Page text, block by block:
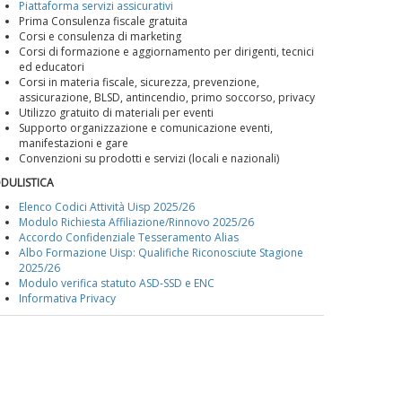
Piattaforma servizi assicurativi
Prima Consulenza fiscale gratuita
Corsi e consulenza di marketing
Corsi di formazione e aggiornamento per dirigenti, tecnici
ed educatori
Corsi in materia fiscale, sicurezza, prevenzione,
assicurazione, BLSD, antincendio, primo soccorso, privacy
Utilizzo gratuito di materiali per eventi
Supporto organizzazione e comunicazione eventi,
manifestazioni e gare
Convenzioni su prodotti e servizi (locali e nazionali)
Elenco Codici Attività Uisp 2025/26
Modulo Richiesta Affiliazione/Rinnovo 2025/26
Accordo Confidenziale Tesseramento Alias
Albo Formazione Uisp: Qualifiche Riconosciute Stagione
2025/26
Modulo verifica statuto ASD-SSD e ENC
Informativa Privacy